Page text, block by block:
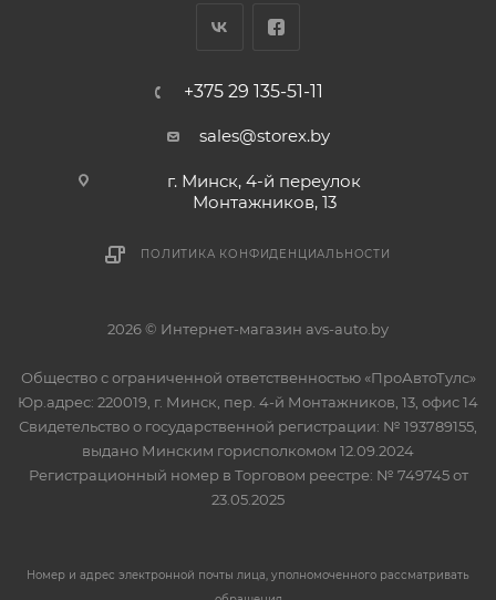
+375 29 135-51-11
sales@storex.by
г. Минск, 4-й переулок
Монтажников, 13
ПОЛИТИКА КОНФИДЕНЦИАЛЬНОСТИ
2026 © Интернет-магазин avs-auto.by
Общество с ограниченной ответственностью «ПроАвтоТулс»
Юр.адрес: 220019, г. Минск, пер. 4-й Монтажников, 13, офис 14
Свидетельство о государственной регистрации: № 193789155,
выдано Минским горисполкомом 12.09.2024
Регистрационный номер в Торговом реестре: № 749745 от
23.05.2025
Номер и адрес электронной почты лица, уполномоченного рассматривать